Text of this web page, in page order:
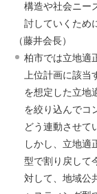
構造や社会ニー
討していくため
（藤井会長）
柏市では立地適
上位計画に該
を想定した立地
を絞り込んでコ
どう連動させて
しかし、立地適
型で割り戻して
対して、地域公